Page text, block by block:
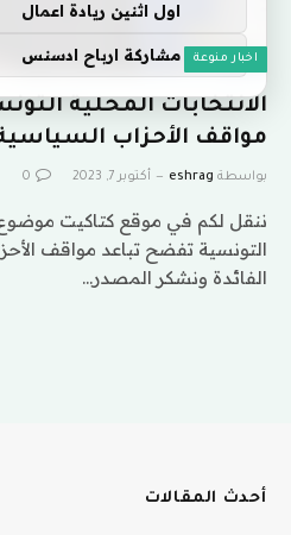
اخبار منوعة
الانتخابات المحلية
مواقف الأحزاب
بواسطة eshrag أكتوبر 7, 2023 0
ننقل لكم في موقع كتاكيت موضوع
التونسية تفضح تباعد مواقف
الفائدة ونشكر المصدر…
أحدث المقالات
اول اثنين ريادة اعمال
مشاركة ارباح ادسنس